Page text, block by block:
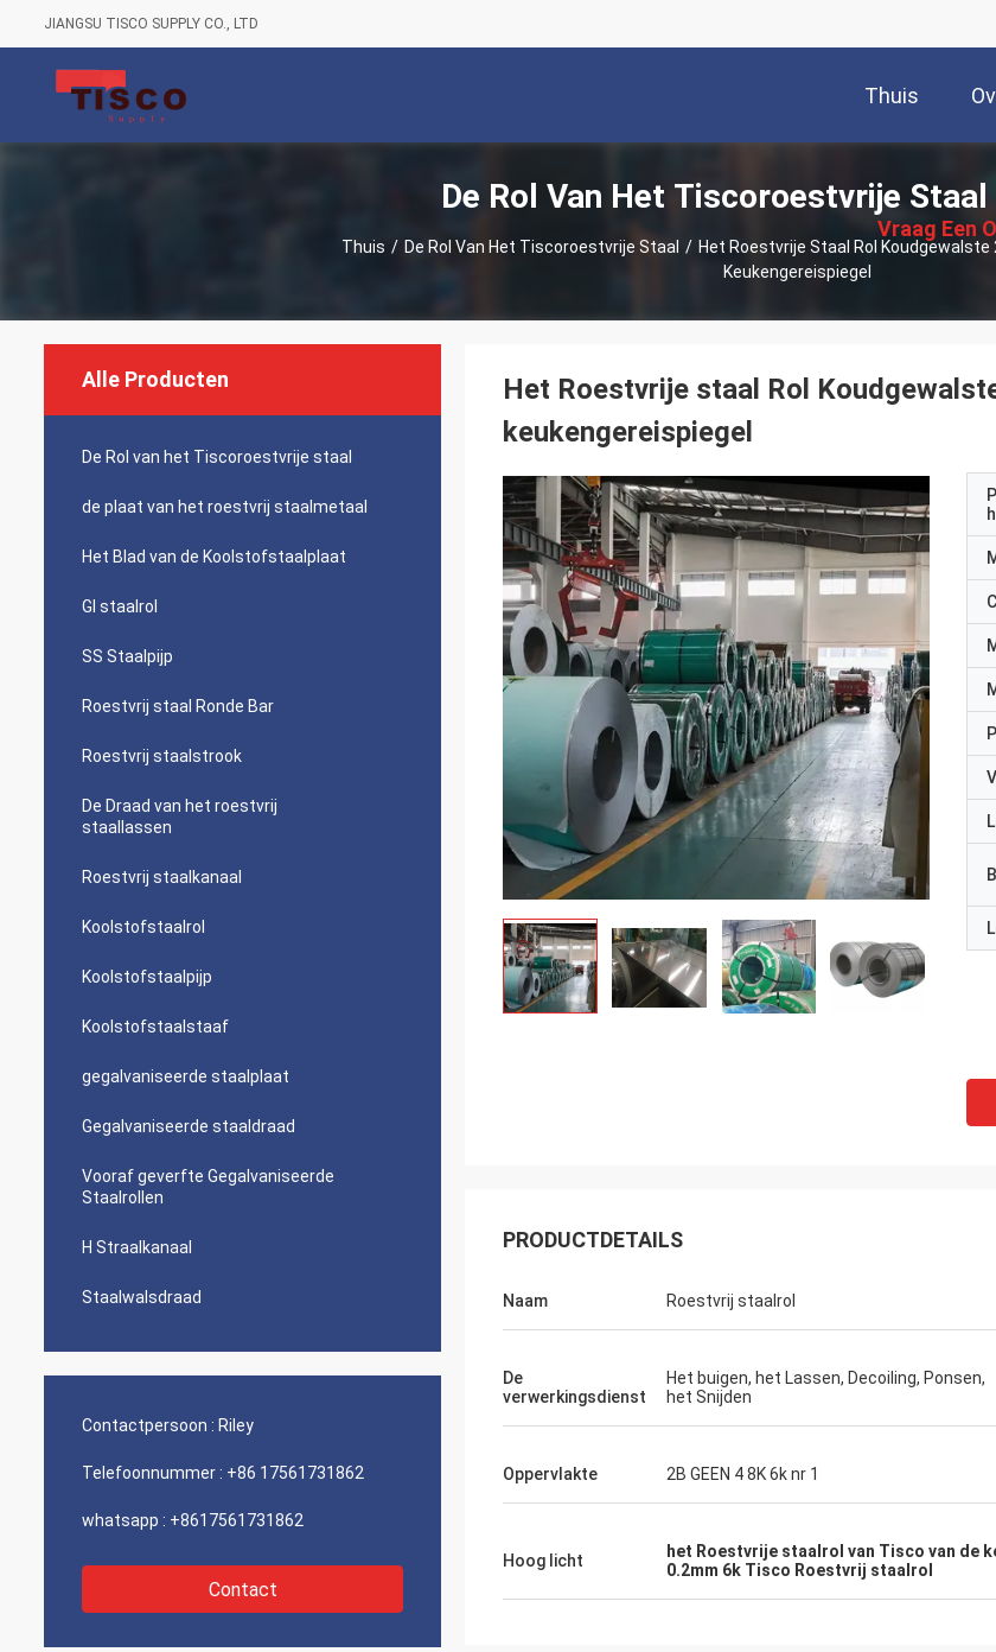
JIANGSU TISCO SUPPLY CO., LTD
Thuis
述
Vraag Een
De Rol Van Het Tiscoroestvrije
Thuis / De Rol Van Het Tiscoroestvrije Staal / Het Roestvrije Staal Rol Koudgewalste
Keukengereispiegel
Alle Producten
De Rol van het Tiscoroestvrije staal
de plaat van het roestvrij staalmetaal
Het Blad van de Koolstofstaalplaat
GI staalrol
SS Staalpijp
Roestvrij staal Ronde Bar
Roestvrij staalstrook
De Draad van het roestvrij
staallassen
Roestvrij staalkanaal
Koolstofstaalrol
Koolstofstaalpijp
Koolstofstaalstaaf
gegalvaniseerde staalplaat
Gegalvaniseerde staaldraad
Vooraf geverfte Gegalvaniseerde
Staalrollen
H Straalkanaal
Staalwalsdraad
Contactpersoon : Riley
Telefoonnummer : +86 17561731862
whatsapp : +8617561731862
Contact
Het Roestvrije staal Rol
keukengereispiegel
PRODUCTDETAILS
Naam Roestvrij staalrol
De
verwerkingsdienst
Het buigen, het Lassen, Decoiling, Ponsen,
het Snijden
Oppervlakte 2B GEEN 4 8K 6k nr 1
Hoog licht het Roestvrije staalrol van Tisco van de
0.2mm 6k Tisco Roestvrij staalrol